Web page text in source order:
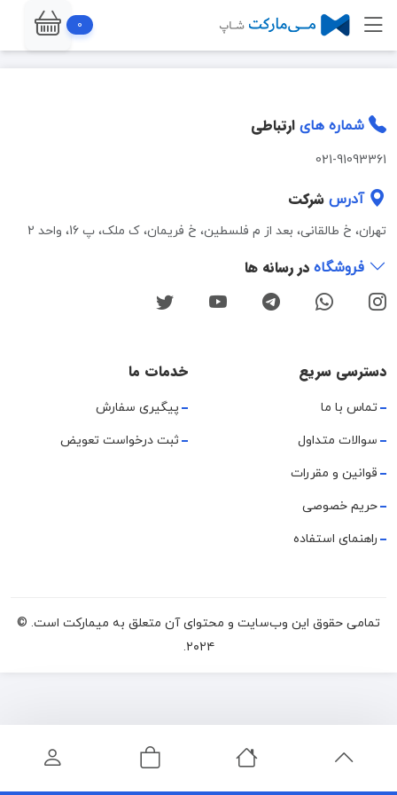
0
شماره های ارتباطی
021-91093361
آدرس شرکت
تهران، خ طالقانی، بعد از م فلسطین، خ فریمان، ک ملک، پ 16، واحد 2
فروشگاه در رسانه ها
دسترسی سریع
تماس با ما
سوالات متداول
قوانین و مقررات
حریم خصوصی
راهنمای استفاده
خدمات ما
پیگیری سفارش
ثبت درخواست تعویض
تمامی حقوق این وب‌سایت و محتوای آن متعلق به میمارکت است. ©
۲۰۲۴.